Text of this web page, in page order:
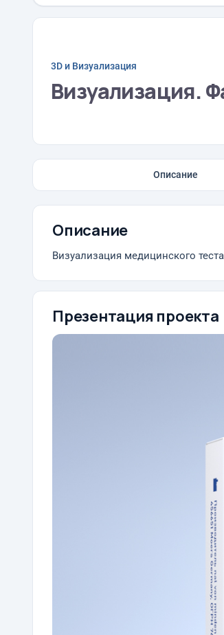
3D и Визуализация
Визуализация.
Описание
Описание
Визуализация медицинского
Презентация проекта